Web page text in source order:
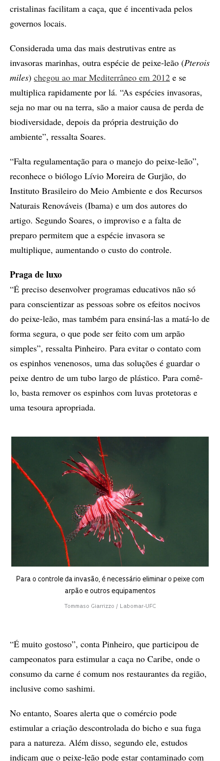
cristalinas facilitam a caça, que é incentivada pelos
governos locais.
Considerada uma das mais destrutivas entre as
invasoras marinhas, outra espécie de peixe-leão (Pterois
miles) chegou ao mar Mediterrâneo em 2012 e se
multiplica rapidamente por lá. “As espécies invasoras,
seja no mar ou na terra, são a maior causa de perda de
biodiversidade, depois da própria destruição do
ambiente”, ressalta Soares.
“Falta regulamentação para o manejo do peixe-leão”,
reconhece o biólogo Lívio Moreira de Gurjão, do
Instituto Brasileiro do Meio Ambiente e dos Recursos
Naturais Renováveis (Ibama) e um dos autores do
artigo. Segundo Soares, o improviso e a falta de
preparo permitem que a espécie invasora se
multiplique, aumentando o custo do controle.
Praga de luxo
“É preciso desenvolver programas educativos não só
para conscientizar as pessoas sobre os efeitos nocivos
do peixe-leão, mas também para ensiná-las a matá-lo de
forma segura, o que pode ser feito com um arpão
simples”, ressalta Pinheiro. Para evitar o contato com
os espinhos venenosos, uma das soluções é guardar o
peixe dentro de um tubo largo de plástico. Para comê-
lo, basta remover os espinhos com luvas protetoras e
uma tesoura apropriada.
Para o controle da invasão, é necessário eliminar o peixe com
arpão e outros equipamentos
Tommaso Giarrizzo / Labomar-UFC
“É muito gostoso”, conta Pinheiro, que participou de
campeonatos para estimular a caça no Caribe, onde o
consumo da carne é comum nos restaurantes da região,
inclusive como sashimi.
No entanto, Soares alerta que o comércio pode
estimular a criação descontrolada do bicho e sua fuga
para a natureza. Além disso, segundo ele, estudos
indicam que o peixe-leão pode estar contaminado com